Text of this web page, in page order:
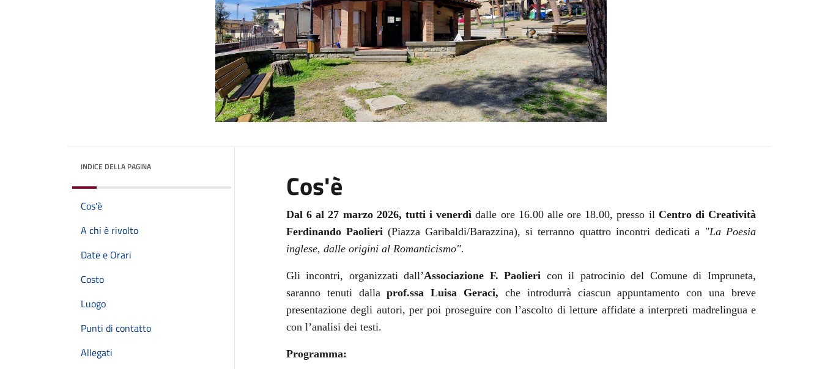
INDICE DELLA PAGINA
Cos'è
A chi è rivolto
Date e Orari
Costo
Luogo
Punti di contatto
Allegati
Cos'è
Dal 6 al 27 marzo 2026, tutti i venerdìdalle ore 16.00 alle ore 18.00, presso il Centro di Creatività
Ferdinando Paolieri(Piazza Garibaldi/Barazzina), si terranno quattro incontri dedicati a "La Poesia
inglese, dalle origini al Romanticismo".
Gli incontri, organizzati dall’Associazione F. Paolieri con il patrocinio del Comune di Impruneta,
saranno tenuti dallaprof.ssa Luisa Geraci, che introdurrà ciascun appuntamento con una breve
presentazione degli autori, per poi proseguire con l’ascolto di letture affidate a interpreti madrelingua e
con l’analisi dei testi.
Programma: